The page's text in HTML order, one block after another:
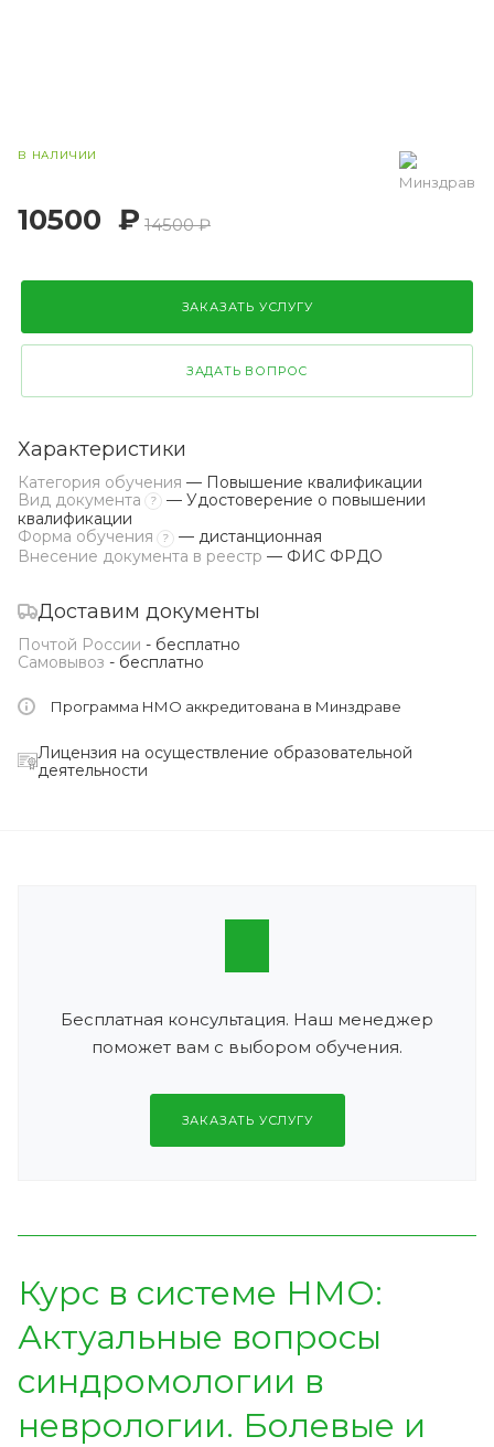
В НАЛИЧИИ
10500 ₽ 14500 ₽
ЗАКАЗАТЬ УСЛУГУ
ЗАДАТЬ ВОПРОС
Характеристики
Категория обучения — Повышение квалификации
Вид документа
?
— Удостоверение о повышении
квалификации
Форма обучения
?
— дистанционная
Внесение документа в реестр — ФИС ФРДО
Доставим документы
Почтой России - бесплатно
Самовывоз - бесплатно
Программа НМО аккредитована в Минздраве
Лицензия на осуществление образовательной
деятельности
Бесплатная консультация. Наш менеджер
поможет вам с выбором обучения.
ЗАКАЗАТЬ УСЛУГУ
Курс в системе НМО:
Актуальные вопросы
синдромологии в
неврологии. Болевые и